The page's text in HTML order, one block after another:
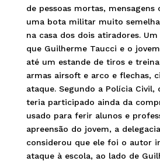
de pessoas mortas, mensagens
uma bota militar muito
na casa dos dois atiradores.
que Guilherme Taucci e o
até um estande de tiros e
armas airsoft e arco e flechas,
ataque. Segundo a Polícia Civil,
teria participado ainda da
usado para ferir alunos e
apreensão do jovem, a
considerou que ele foi o autor
ataque à escola, ao lado de